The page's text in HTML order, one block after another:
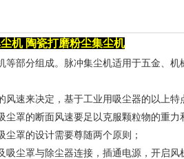
机 陶瓷打磨粉尘集尘机
部分组成。脉冲集尘机适用于五金、机
速来决定，基于工业用吸尘器的以上特
罩的断面风速要足以克服颗粒物的重
罩的设计需要尊随两个原则；
吸尘罩与除尘器连接，插通电源，开启